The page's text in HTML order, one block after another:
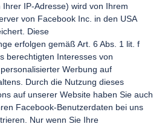
IP-Adresse) wird von Ihrem
von Facebook Inc. in den USA
Diese
erfolgen gemäß Art. 6 Abs. 1 lit. f
berechtigten Interesses von
Werbung auf
Durch die Nutzung dieses
auf unserer Website haben Sie auch
Facebook-Benutzerdaten bei uns
Nur wenn Sie Ihre